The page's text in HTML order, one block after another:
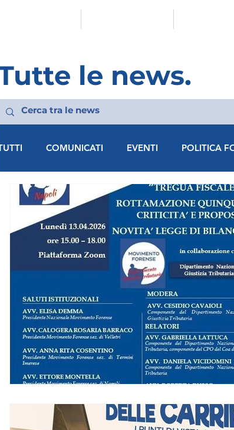
le news.
COMUNICATI EVENTI POLITICA
MF LECCE MF VICENZA MF VERONA
MF AVELLINO MF BARI MF BRESCIA
MF CATANZARO
MF GELA MF LAGONEGRO MF LOCRI